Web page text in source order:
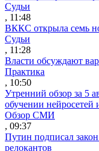
Судьи
, 11:48
ВККС открыла семь
Судьи
, 11:28
Власти обсуждают
Практика
, 10:50
Утренний обзор за 5
обучении
Обзор СМИ
, 09:37
Путин подписал
релокантов